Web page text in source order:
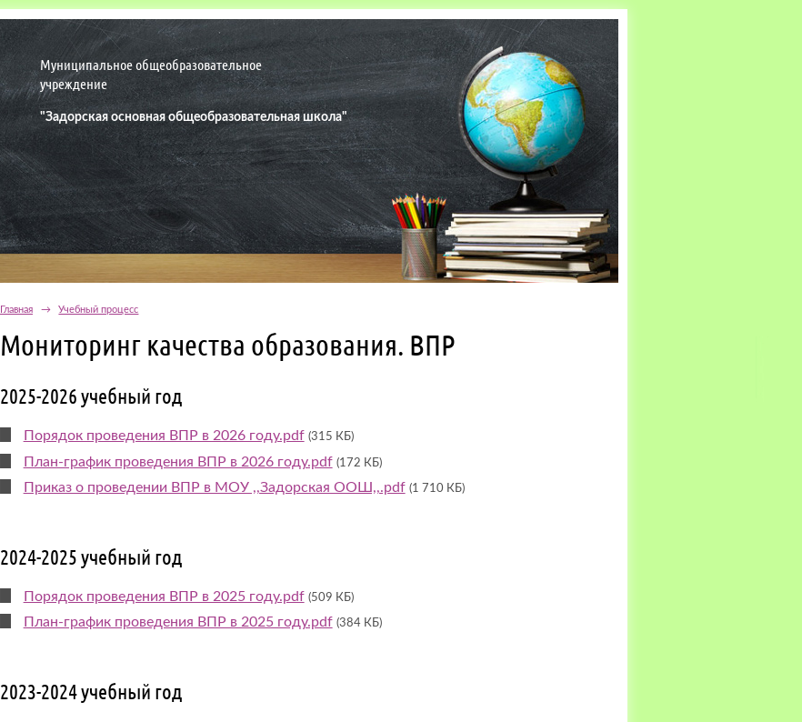
Муниципальное общеобразовательное
учреждение
"Задорская основная общеобразовательная школа"
Главная → Учебный процесс
Мониторинг качества образования. ВПР
2025-2026 учебный год
Порядок проведения ВПР в 2026 году.pdf (315 КБ)
План-график проведения ВПР в 2026 году.pdf (172 КБ)
Приказ о проведении ВПР в МОУ ,,Задорская ООШ,,.pdf (1 710 КБ)
2024-2025 учебный год
Порядок проведения ВПР в 2025 году.pdf (509 КБ)
План-график проведения ВПР в 2025 году.pdf (384 КБ)
2023-2024 учебный год